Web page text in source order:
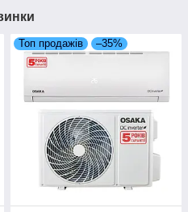
Топ продажів –35%